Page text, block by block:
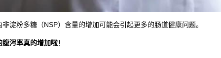
淀粉多糖（NSP）含量的增加可能会引起更多的肠道健康问题。
腹泻率真的增加啦！